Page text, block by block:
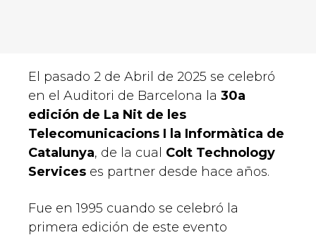
El pasado 2 de Abril de 2025 se celebró
en el Auditori de Barcelona la 30a
edición de La Nit de les
Telecomunicacions I la Informàtica de
Catalunya, de la cual Colt Technology
Services es partner desde hace años.
Fue en 1995 cuando se celebró la
primera edición de este evento